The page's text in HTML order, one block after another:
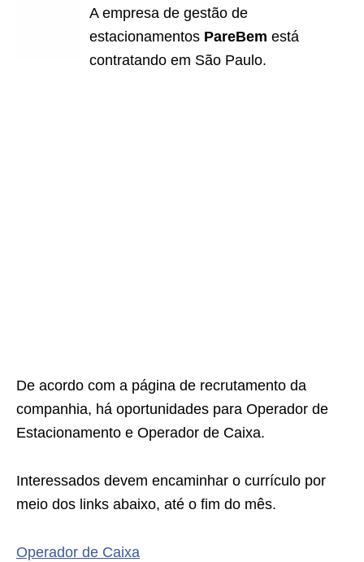
A empresa de gestão de
estacionamentos PareBem está
contratando em São Paulo.
De acordo com a página de recrutamento da
companhia, há oportunidades para Operador de
Estacionamento e Operador de Caixa.
Interessados devem encaminhar o currículo por
meio dos links abaixo, até o fim do mês.
Operador de Caixa